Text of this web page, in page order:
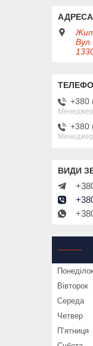
+380
+380
Вівторок
Середа
Четвер
Пʼятниця